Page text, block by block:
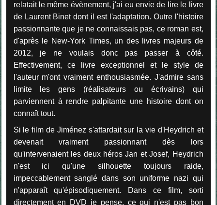
relatait le même évènement, j'ai eu envie de lire le livre
de Laurent Binet dont il est l'adaptation. Outre l'histoire
passionnante que je ne connaissais pas, ce roman est,
d'après le New-York Times, un des livres majeurs de
2012, je ne voulais donc pas passer à côté.
Effectivement, ce livre exceptionnel et le style de
l'auteur m'ont vraiment enthousiasmée. J'admire sans
limite les gens (réalisateurs ou écrivains) qui
parviennent à rendre palpitante une histoire dont on
connaît tout.
Si le film de Jiménez s'attardait sur la vie d'Heydrich et
devenait vraiment passionnant dès lors
qu'intervenaient les deux héros Jan et Josef, Heydrich
n'est ici qu'une silhouette toujours raide,
impeccablement sanglé dans son uniforme nazi qui
n'apparaît qu'épisodiquement. Dans ce film, sorti
directement en DVD je pense, ce qui n'est pas bon